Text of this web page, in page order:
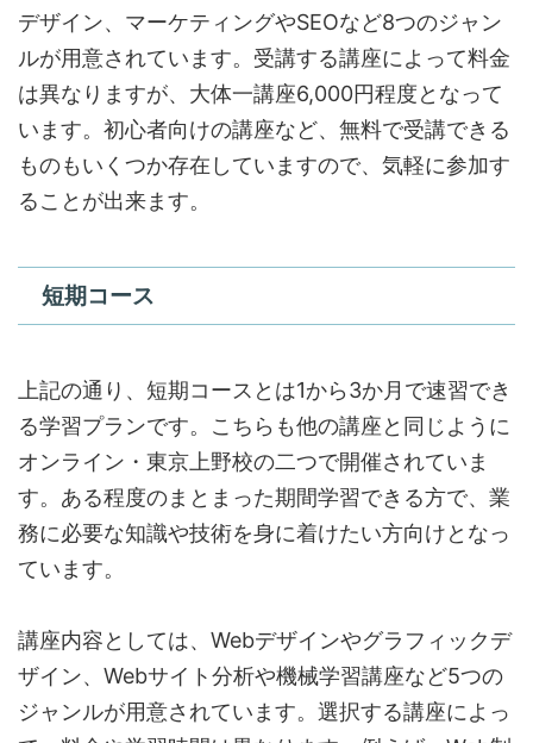
デザイン、マーケティングやSEOなど8つのジャン
ルが用意されています。受講する講座によって料金
は異なりますが、大体一講座6,000円程度となって
います。初心者向けの講座など、無料で受講できる
ものもいくつか存在していますので、気軽に参加す
ることが出来ます。
短期コース
上記の通り、短期コースとは1から3か月で速習でき
る学習プランです。こちらも他の講座と同じように
オンライン・東京上野校の二つで開催されていま
す。ある程度のまとまった期間学習できる方で、業
務に必要な知識や技術を身に着けたい方向けとなっ
ています。
講座内容としては、Webデザインやグラフィックデ
ザイン、Webサイト分析や機械学習講座など5つの
ジャンルが用意されています。選択する講座によっ